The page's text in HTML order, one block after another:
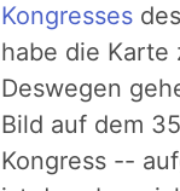
Kongresses des
habe die Karte
Deswegen
Bild auf dem
Kongress --